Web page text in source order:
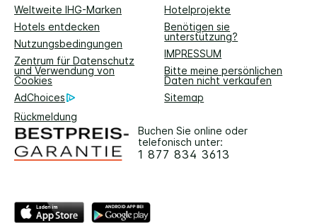
Weltweite IHG-Marken
Hotelprojekte
Hotels entdecken
Benötigen sie
unterstützung?
Nutzungsbedingungen
IMPRESSUM
Zentrum für Datenschutz
und Verwendung von
Cookies
Bitte meine persönlichen
Daten nicht verkaufen
AdChoices
Sitemap
Rückmeldung
Buchen Sie online oder
telefonisch unter:
1 877 834 3613